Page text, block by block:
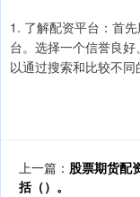
1. 了解配资平台：首
台。选择一个信誉良
以通过搜索和比较不同
上一篇： 股票期货配
括（）。